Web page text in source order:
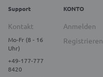
Support
Kontakt
Mo-Fr (8 - 16
Uhr)
+49-177-777
8420
KONTO
Anmelden
Registrieren